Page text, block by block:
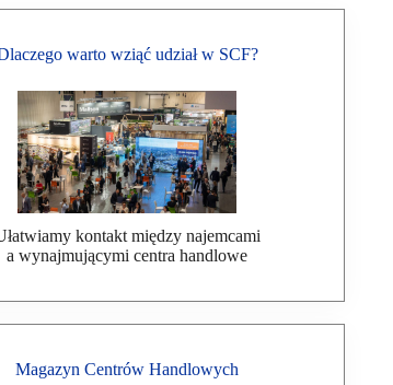
warto wziąć udział w SCF?
kontakt między najemcami
a wynajmującymi centra handlowe
Magazyn Centrów Handlowych